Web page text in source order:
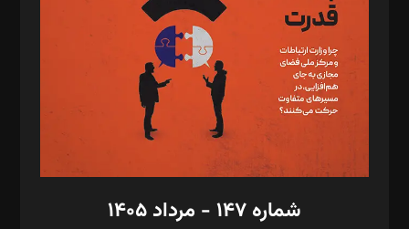
رستمی،مصطفی باستان
ویرایش: نگار استاد‌‌آقا
طراح یونیفرم: مجید توکلی
فیلمبرداری و عکاسی: امیر شفیعی، مانی لطفی زاده
گرافیک و صفحه‌آرایی: سید‌سبحان‌علی ثابت
مد‌یر توسعه تجاری: کامبیز برید‌
امور مالی: شاپور رهبری، محمد‌ کاظمی‌نیا
شماره ۱۴۷ - مرداد ۱۴۰۵